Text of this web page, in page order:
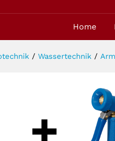
Home
/ Wassertechnik /